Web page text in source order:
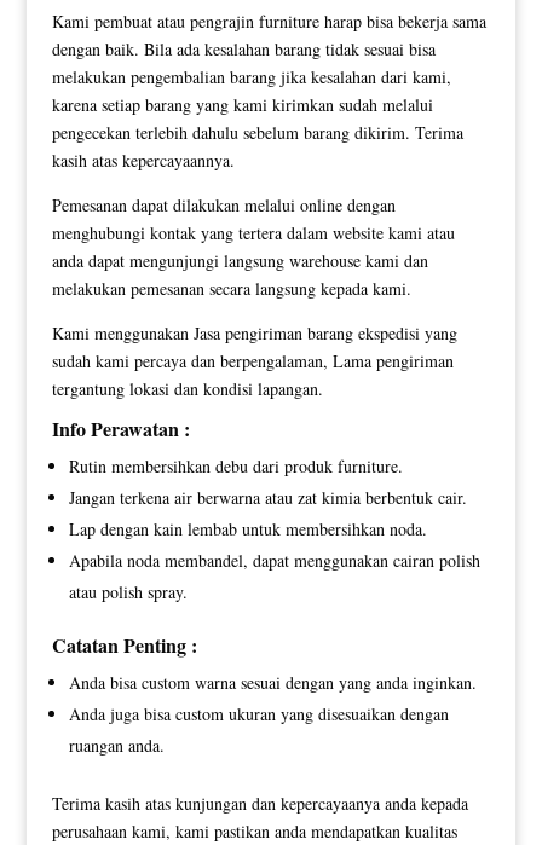
Kami pembuat atau pengrajin furniture harap bisa bekerja sama
dengan baik. Bila ada kesalahan barang tidak sesuai bisa
melakukan pengembalian barang jika kesalahan dari kami,
karena setiap barang yang kami kirimkan sudah melalui
pengecekan terlebih dahulu sebelum barang dikirim. Terima
kasih atas kepercayaannya.
Pemesanan dapat dilakukan melalui online dengan
menghubungi kontak yang tertera dalam website kami atau
anda dapat mengunjungi langsung warehouse kami dan
melakukan pemesanan secara langsung kepada kami.
Kami menggunakan Jasa pengiriman barang ekspedisi yang
sudah kami percaya dan berpengalaman, Lama pengiriman
tergantung lokasi dan kondisi lapangan.
Info Perawatan :
Rutin membersihkan debu dari produk furniture.
Jangan terkena air berwarna atau zat kimia berbentuk cair.
Lap dengan kain lembab untuk membersihkan noda.
Apabila noda membandel, dapat menggunakan cairan polish
atau polish spray.
Catatan Penting :
Anda bisa custom warna sesuai dengan yang anda inginkan.
Anda juga bisa custom ukuran yang disesuaikan dengan
ruangan anda.
Terima kasih atas kunjungan dan kepercayaanya anda kepada
perusahaan kami, kami pastikan anda mendapatkan kualitas